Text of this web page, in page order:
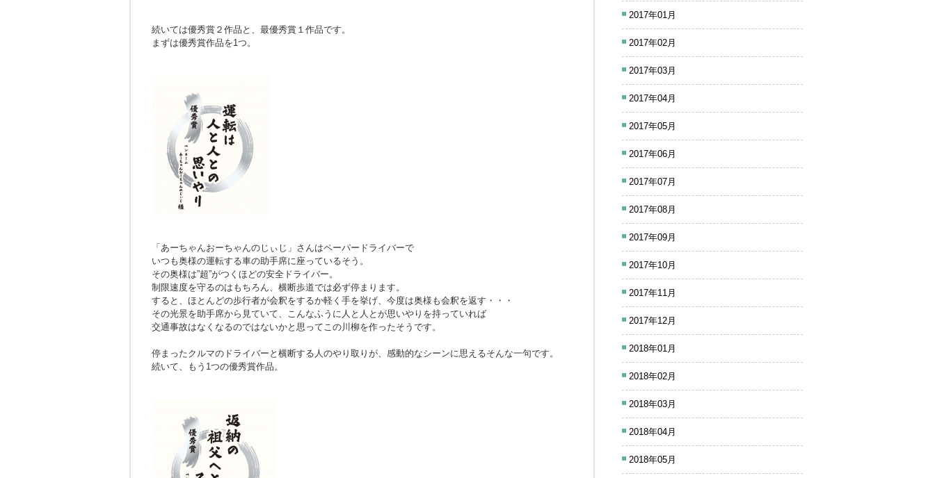
続いては優秀賞２作品と、最優秀賞１作品です。
まずは優秀賞作品を1つ。
「あーちゃんおーちゃんのじぃじ」さんはペーパードライバーで
いつも奥様の運転する車の助手席に座っているそう。
その奥様は”超”がつくほどの安全ドライバー。
制限速度を守るのはもちろん、横断歩道では必ず停まります。
すると、ほとんどの歩行者が会釈をするか軽く手を挙げ、今度は奥様も会釈を返す・・・
その光景を助手席から見ていて、こんなふうに人と人とが思いやりを持っていれば
交通事故はなくなるのではないかと思ってこの川柳を作ったそうです。
停まったクルマのドライバーと横断する人のやり取りが、感動的なシーンに思えるそんな一句です。
続いて、もう1つの優秀賞作品。
2017年01月
2017年02月
2017年03月
2017年04月
2017年05月
2017年06月
2017年07月
2017年08月
2017年09月
2017年10月
2017年11月
2017年12月
2018年01月
2018年02月
2018年03月
2018年04月
2018年05月